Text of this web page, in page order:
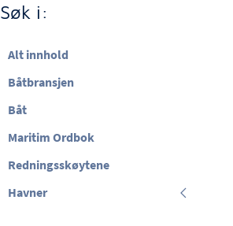
Søk i:
Alt innhold
Båtbransjen
Båt
Maritim Ordbok
Redningsskøytene
Havner